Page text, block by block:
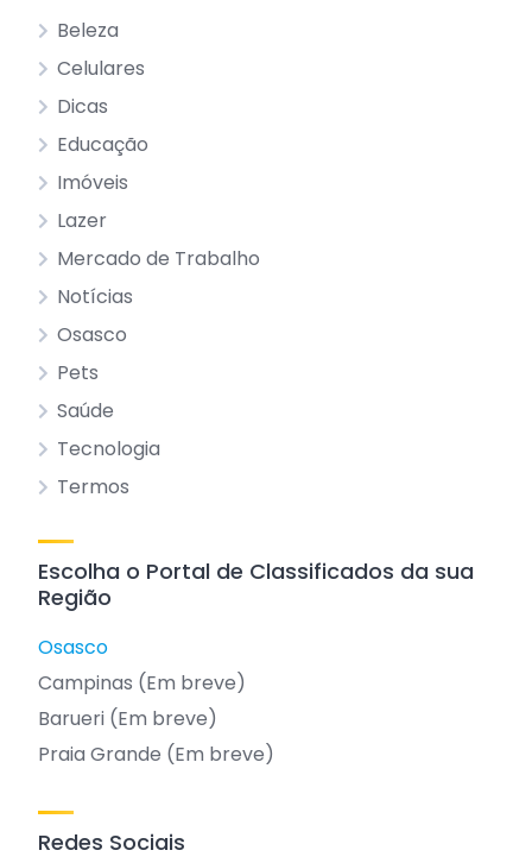
Beleza
Celulares
Dicas
Educação
Imóveis
Lazer
Mercado de Trabalho
Notícias
Osasco
Pets
Saúde
Tecnologia
Termos
Escolha o Portal de Classificados da sua
Região
Osasco
Campinas (Em breve)
Barueri (Em breve)
Praia Grande (Em breve)
Redes Sociais